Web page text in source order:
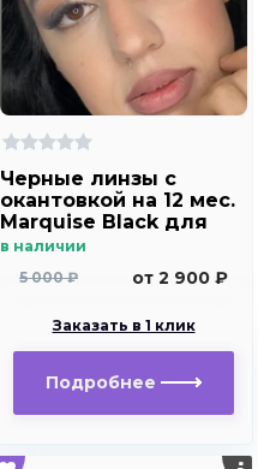
Черные линзы c
окантовкой на 12 мес.
Marquise Black для
темных и светлых
в наличии
5 000 ₽
от 2 900 ₽
Заказать в 1 клик
Подробнее